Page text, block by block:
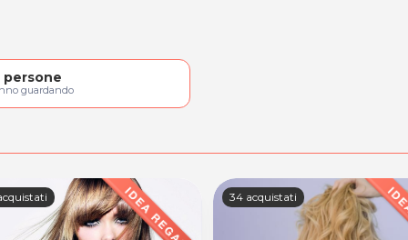
persone
guardando
34 acquistati